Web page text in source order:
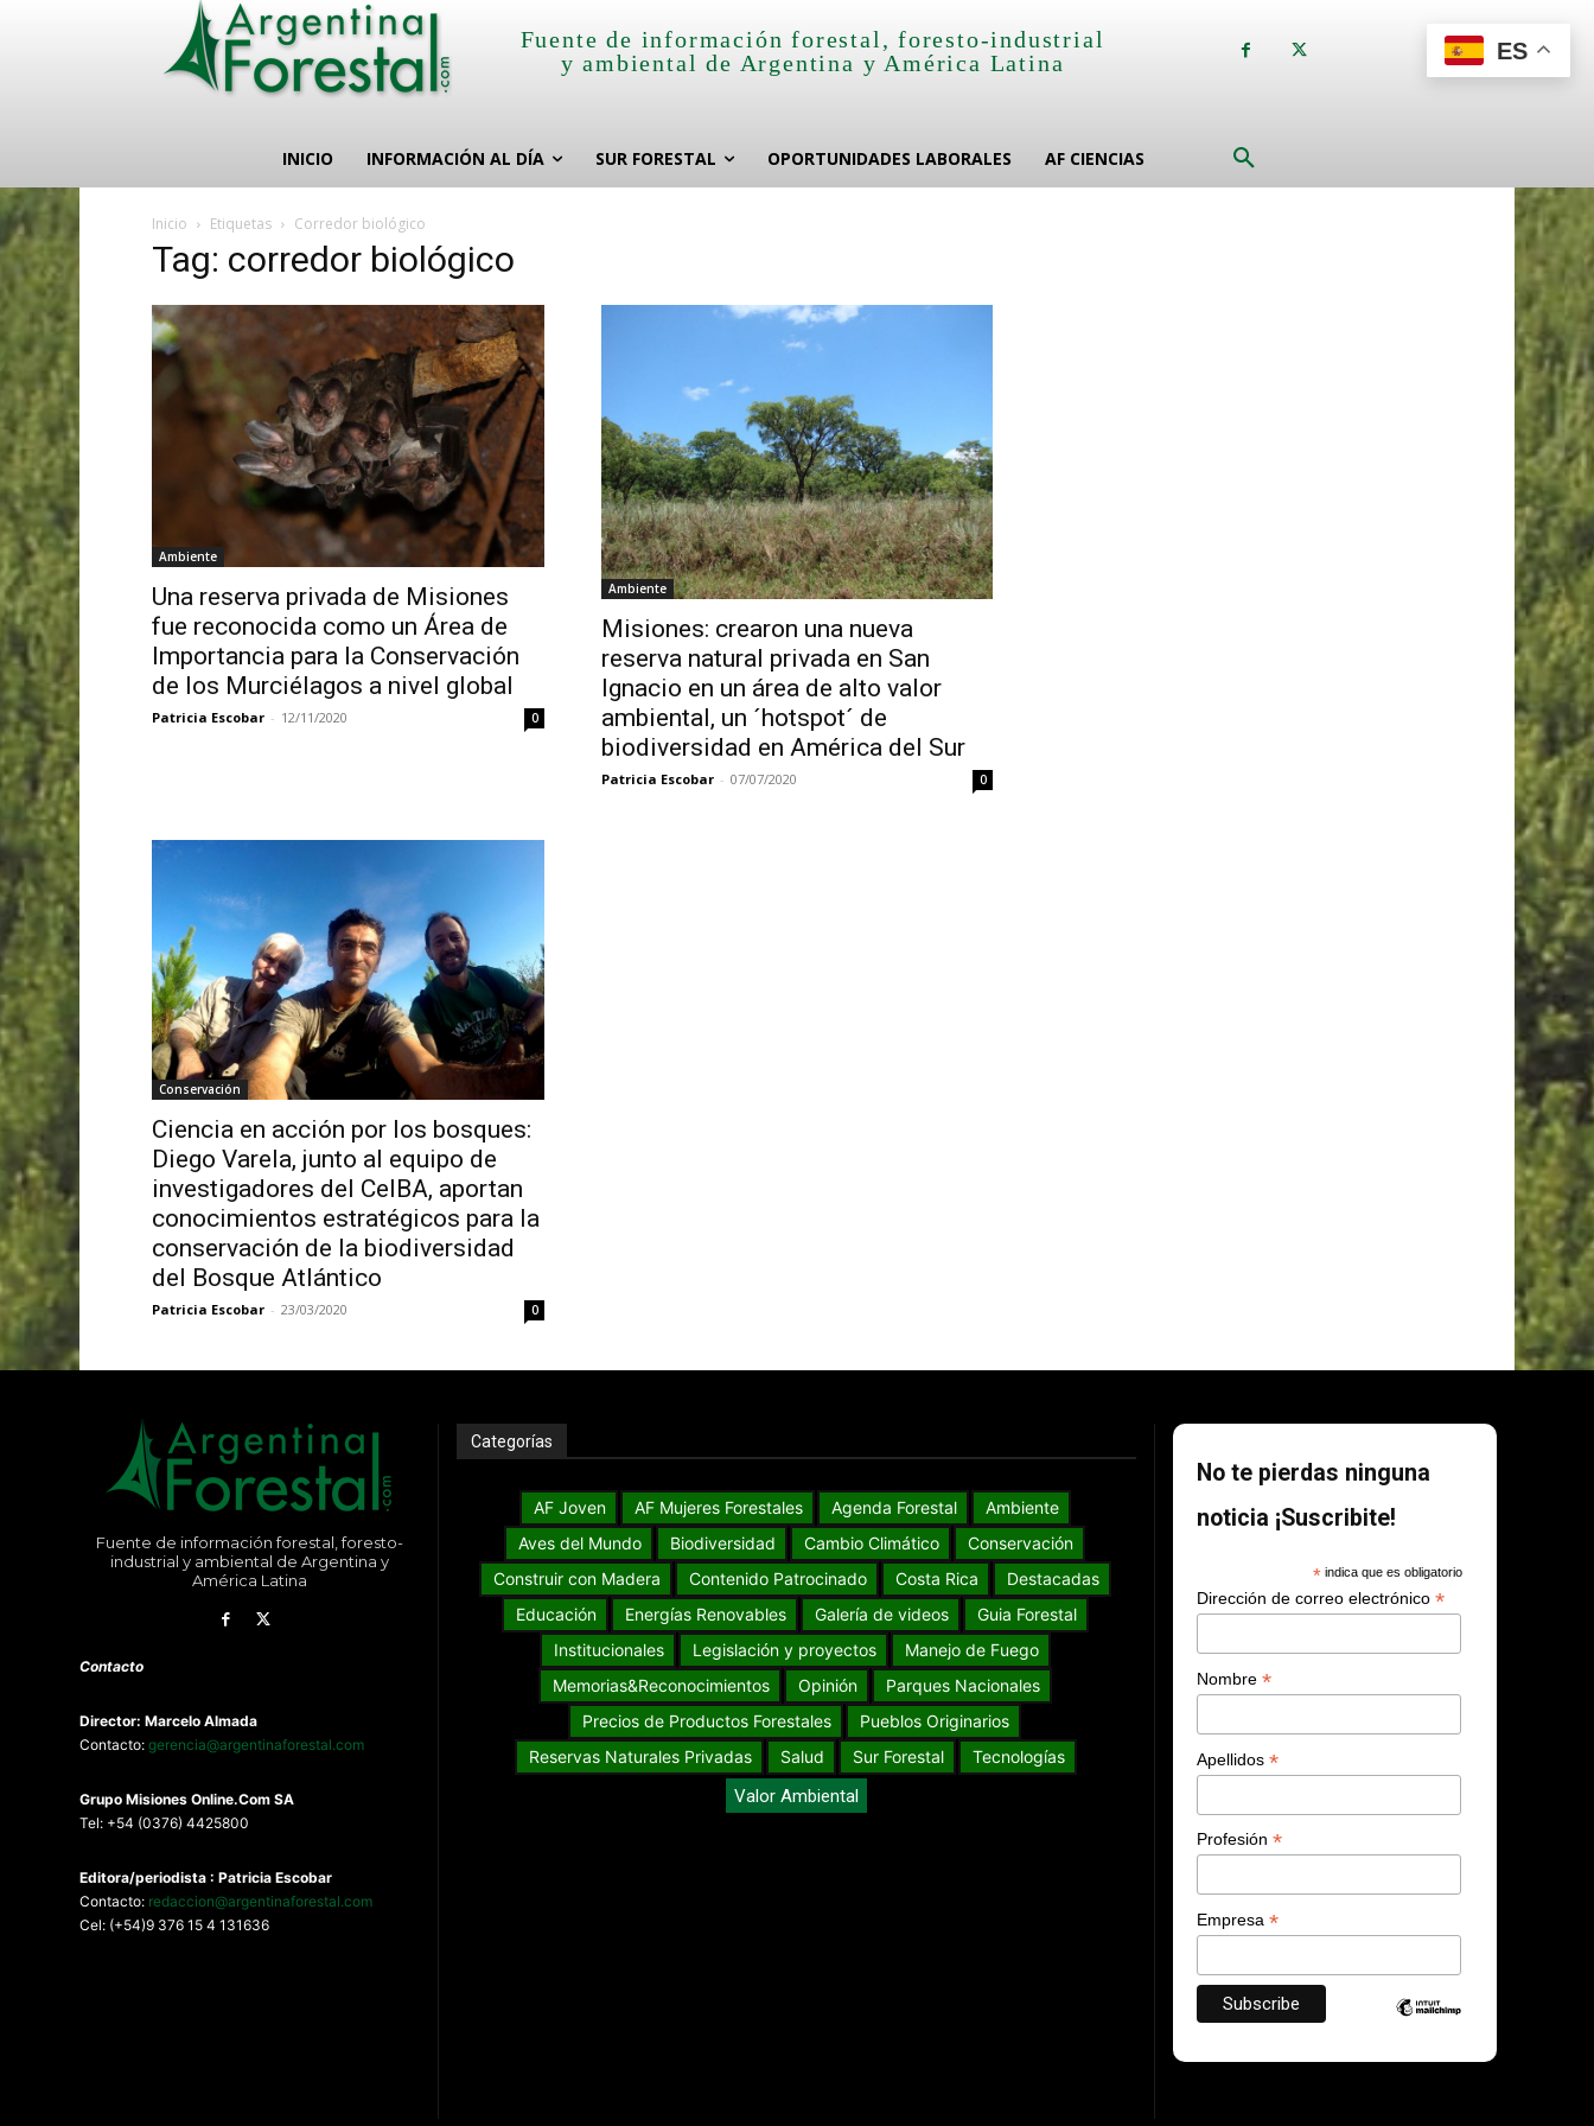
Fuente de información forestal, foresto-industrial
y ambiental de Argentina y América Latina
INICIO INFORMACIÓN AL DÍA SUR FORESTAL OPORTUNIDADES LABORALES AF CIENCIAS
Inicio Etiquetas Corredor biológico
Tag: corredor biológico
Ambiente
Una reserva privada de Misiones
fue reconocida como un Área de
Importancia para la Conservación
de los Murciélagos a nivel global
Patricia Escobar - 12/11/2020 0
Ambiente
Misiones: crearon una nueva
reserva natural privada en San
Ignacio en un área de alto valor
ambiental, un ´hotspot´ de
biodiversidad en América del Sur
Patricia Escobar - 07/07/2020 0
Conservación
Ciencia en acción por los bosques:
Diego Varela, junto al equipo de
investigadores del CeIBA, aportan
conocimientos estratégicos para la
conservación de la biodiversidad
del Bosque Atlántico
Patricia Escobar - 23/03/2020 0
Fuente de información forestal, foresto-
industrial y ambiental de Argentina y
América Latina
Contacto
Director: Marcelo Almada
Contacto: gerencia@argentinaforestal.com
Grupo MisionesOnline.Com SA
Tel: +54 (0376) 4425800
Editora/periodista : Patricia Escobar
Contacto: redaccion@argentinaforestal.com
Cel: (+54)9 376 15 4 131636
Categorías
AF Joven AF Mujeres Forestales Agenda Forestal
Ambiente
Aves del Mundo
Biodiversidad Cambio Climático
Conservación
Construir con Madera
Contenido Patrocinado Costa Rica
Destacadas
Educación
Energías Renovables Galería de videos
Guia Forestal
Institucionales
Legislación y proyectos
Manejo de Fuego
Memorias&Reconocimientos
Opinión
Parques Nacionales
Precios de Productos Forestales
Pueblos Originarios
Reservas Naturales Privadas
Salud Sur Forestal Tecnologías
Valor Ambiental
No te pierdas ninguna
noticia ¡Suscribite!
*indica que es obligatorio
Dirección de correo electrónico*
Nombre*
Apellidos*
Profesión*
Empresa*
ES